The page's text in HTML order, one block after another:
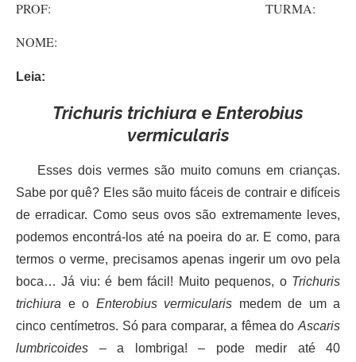
PROF: TURMA:
NOME:
Leia:
Trichuris trichiura e Enterobius
vermicularis
Esses dois vermes são muito comuns em crianças.
Sabe por quê? Eles são muito fáceis de contrair e difíceis
de erradicar. Como seus ovos são extremamente leves,
podemos encontrá-los até na poeira do ar. E como, para
termos o verme, precisamos apenas ingerir um ovo pela
boca… Já viu: é bem fácil! Muito pequenos, o Trichuris
trichiura e o Enterobius vermicularis medem de um a
cinco centímetros. Só para comparar, a fêmea do Ascaris
lumbricoides – a lombriga! – pode medir até 40